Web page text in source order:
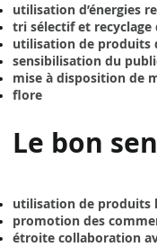
utilisation d’énergies
tri sélectif et recyclage
utilisation de produits
sensibilisation du
mise à disposition de
flore
Le bon
utilisation de produits
promotion des
étroite collaboration